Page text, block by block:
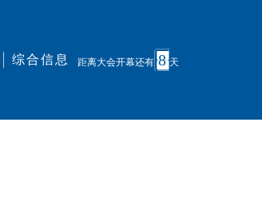
综合信息 距离大会开幕还有 8天